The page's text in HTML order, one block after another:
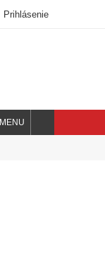
Prihlásenie
Hľadaj
MENU